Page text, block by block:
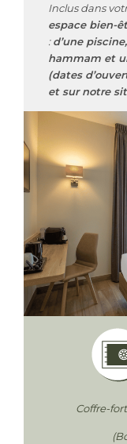
Inclus dans
espace bien-
:d’une
hammam et
(dates
et sur notre
Coffre-